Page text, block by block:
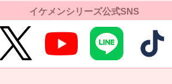
イケメンシリーズ公式SNS